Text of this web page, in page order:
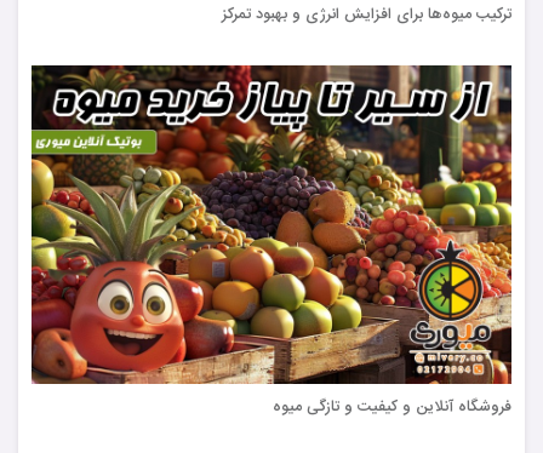
ترکیب میوه‌ها برای افزایش انرژی و بهبود تمرکز
فروشگاه آنلاین و کیفیت و تازگی میوه